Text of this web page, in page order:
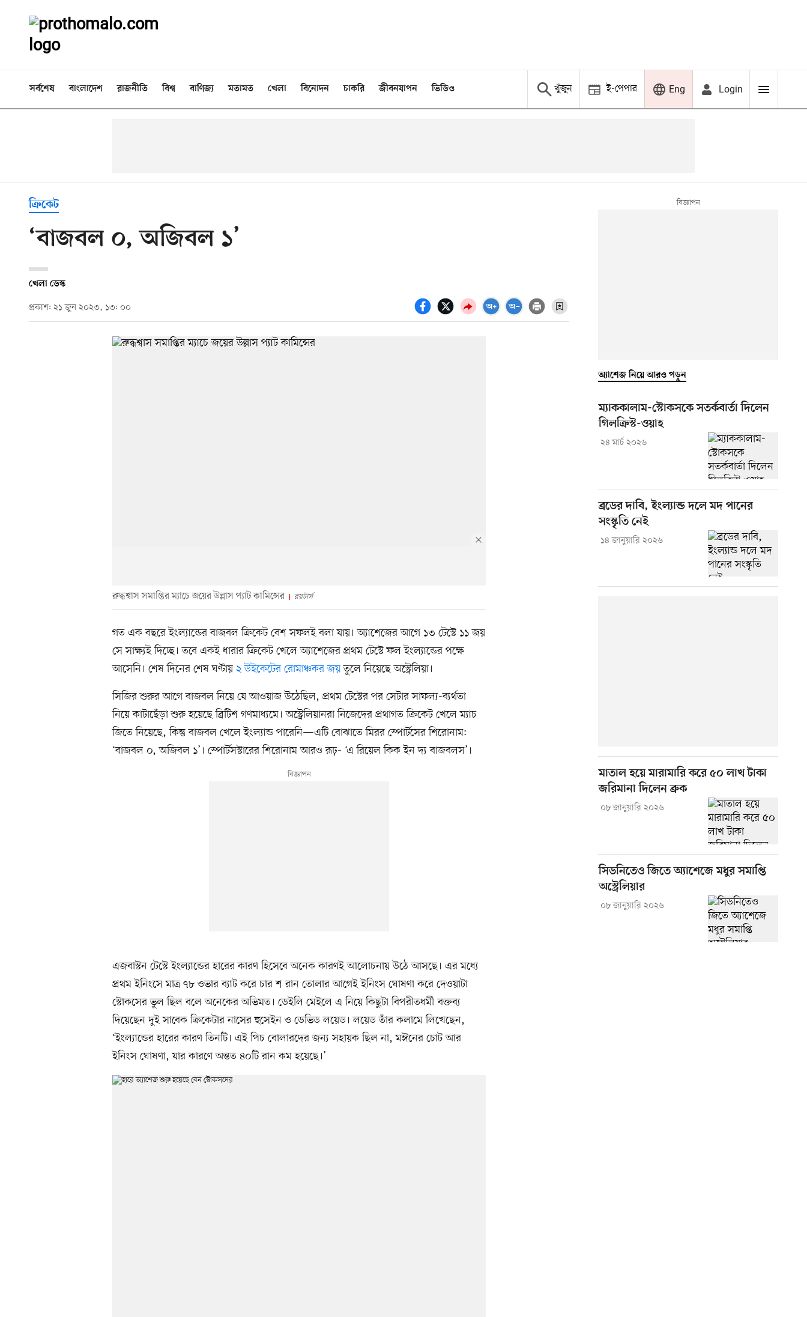
সর্বশেষ বাংলাদেশ রাজনীতি বিশ্ব বাণিজ্য মতামত খেলা বিনোদন চাকরি জীবনযাপন ভিডিও খুঁজুন ই-পেপার Eng Login
ক্রিকেট
‘বাজবল ০, অজিবল ১’
খেলা ডেস্ক
প্রকাশ: ২১ জুন ২০২৩, ১৩: ০০
রুদ্ধশ্বাস সমাপ্তির ম্যাচে জয়ের উল্লাস প্যাট কামিন্সের রয়টার্স
গত এক বছরে ইংল্যান্ডের বাজবল ক্রিকেট বেশ সফলই বলা যায়। অ্যাশেজের আগে ১৩ টেস্টে ১১ জয়
সে সাক্ষ্যই দিচ্ছে। তবে একই ধারার ক্রিকেট খেলে অ্যাশেজের প্রথম টেস্টে ফল ইংল্যান্ডের পক্ষে
আসেনি। শেষ দিনের শেষ ঘণ্টায় ২ উইকেটের রোমাঞ্চকর জয়তুলে নিয়েছে অস্ট্রেলিয়া।
সিজির শুরুর আগে বাজবল নিয়ে যে আওয়াজ উঠেছিল, প্রথম টেস্টের পর সেটার সাফল্য-ব্যর্থতা
নিয়ে কাটাছেঁড়া শুরু হয়েছে ব্রিটিশ গণমাধ্যমে। অস্ট্রেলিয়ানরা নিজেদের প্রথাগত ক্রিকেট খেলে ম্যাচ
জিতে নিয়েছে, কিন্তু বাজবল খেলে ইংল্যান্ড পারেনি—এটি বোঝাতে মিরর স্পোর্টসের শিরোনাম:
‘বাজবল ০, অজিবল ১’। স্পোর্টসস্টারের শিরোনাম আরও রূঢ়- ‘এ রিয়েল কিক ইন দ্য বাজবলস’।
এজবাস্টন টেস্টে ইংল্যান্ডের হারের কারণ হিসেবে অনেক কারণই আলোচনায় উঠে আসছে। এর মধ্যে
প্রথম ইনিংসে মাত্র ৭৮ ওভার ব্যাট করে চার শ রান তোলার আগেই ইনিংস ঘোষণা করে দেওয়াটা
স্টোকসের ভুল ছিল বলে অনেকের অভিমত। ডেইলি মেইলে এ নিয়ে কিছুটা বিপরীতধর্মী বক্তব্য
দিয়েছেন দুই সাবেক ক্রিকেটার নাসের হুসেইন ও ডেভিড লয়েড। লয়েড তাঁর কলামে লিখেছেন,
‘ইংল্যান্ডের হারের কারণ তিনটি। এই পিচ বোলারদের জন্য সহায়ক ছিল না, মঈনের চোট আর
ইনিংস ঘোষণা, যার কারণে অন্তত ৪০টি রান কম হয়েছে।’
অ্যাশেজ নিয়ে আরও পড়ুন
ম্যাককালাম-স্টোকসকে সতর্কবার্তা দিলেন
গিলক্রিস্ট-ওয়াহ
২৪ মার্চ ২০২৬
ব্রডের দাবি, ইংল্যান্ড দলে মদ পানের
সংস্কৃতি নেই
১৪ জানুয়ারি ২০২৬
মাতাল হয়ে মারামারি করে ৫০ লাখ টাকা
জরিমানা দিলেন ব্রুক
০৮ জানুয়ারি ২০২৬
সিডনিতেও জিতে অ্যাশেজে মধুর সমাপ্তি
অস্ট্রেলিয়ার
০৮ জানুয়ারি ২০২৬